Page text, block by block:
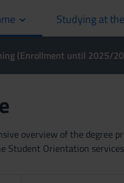
Studying at
(Enrollment until 2025/
overview of the degree
Student Orientation